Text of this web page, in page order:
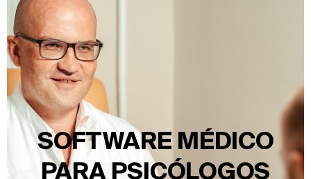
SOFTWARE MÉDICO
PARA PSICÓLOGOS